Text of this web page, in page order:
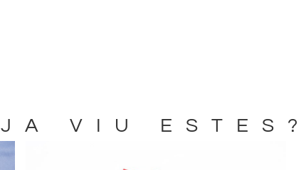
JA VIU ESTES?